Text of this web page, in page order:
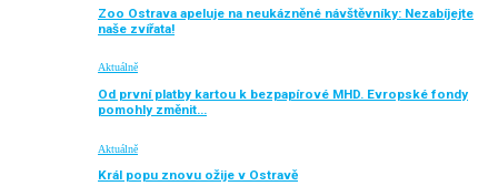
Zoo Ostrava apeluje na neukázněné návštěvníky: Nezabíjejte
naše zvířata!
Aktuálně
Od první platby kartou k bezpapírové MHD. Evropské fondy
pomohly změnit…
Aktuálně
Král popu znovu ožije v Ostravě